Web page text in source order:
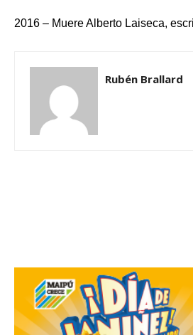
2016 – Muere Alberto Laiseca,
Rubén Brallard